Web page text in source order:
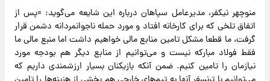
منوچهر نیکفر، مدیرعامل سپاهان درباره این شایعه می‌گوید: «پس از
اتفاق تلخی که برای کارخانه افتاد و مورد حمله ناجوانمردانه دشمن قرار
گرفت، ما قطعا مشکل تامین منابع مالی خواهیم داشت اما منبع مالی ما
فقط فولاد مبارکه نیست و می‌توانیم از منابع دیگر هم بودجه مورد
نیازمان را تامین کنیم. ضمن آنکه بازیکنان بسیار ارزشمندی داریم که